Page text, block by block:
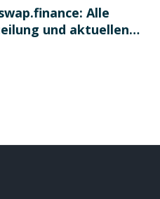
Alle
und aktuellen